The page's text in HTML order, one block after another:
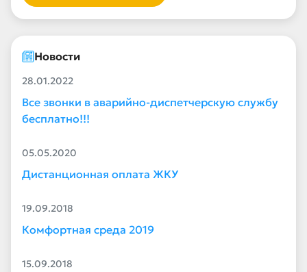
Новости
28.01.2022
Все звонки в аварийно-диспетчерскую службу
бесплатно!!!
05.05.2020
Дистанционная оплата ЖКУ
19.09.2018
Комфортная среда 2019
15.09.2018